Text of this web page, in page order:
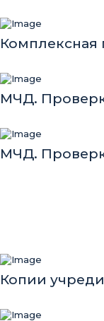
Комплексная
МЧД.
МЧД.
Копии